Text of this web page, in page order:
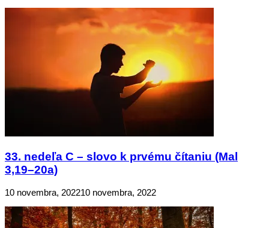
33. nedeľa C – slovo k prvému čítaniu (Mal
3,19–20a)
10 novembra, 202210 novembra, 2022